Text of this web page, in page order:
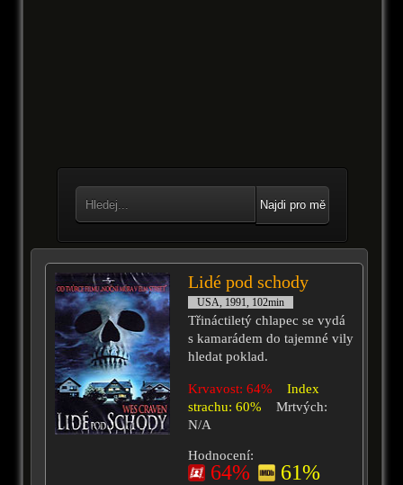
Najdi pro mě
Lidé pod schody
USA, 1991, 102min
Třináctiletý chlapec se vydá
s kamarádem do tajemné vily
hledat poklad.
Krvavost: 64%
Index
strachu: 60%
Mrtvých:
N/A
Hodnocení:
64% 61%